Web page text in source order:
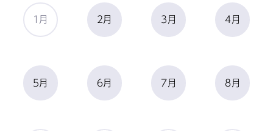
1月 2月 3月 4月
5月 6月 7月 8月